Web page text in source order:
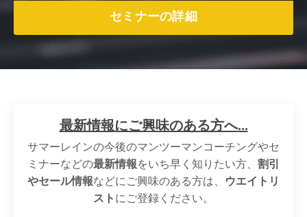
セミナーの詳細
最新情報にご興味のある方へ...
サマーレインの今後のマンツーマンコーチングやセ
ミナーなどの最新情報をいち早く知りたい方、 割引
やセール情報などにご興味のある方は、
ウエイトリ
スト にご登録ください。